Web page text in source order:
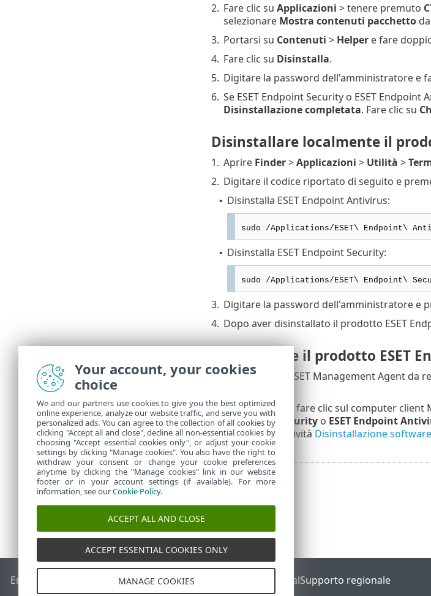
2. Fare clic su Applicazioni > tenere premuto
selezionare Mostra contenuti pacchetto
3. Portarsi su Contenuti > Helpere fare
4. Fare clic su Disinstalla.
5. Digitare la password dell'amministratore e
6. Se ESET Endpoint Security o ESET
Disinstallazione completata. Fare clic su
Disinstallare localmente il
1. Aprire Finder>Applicazioni > Utilità >
2. Digitare il codice riportato di seguito e
• Disinstalla ESET Endpoint Antivirus:
sudo /Applications/ESET\ Endpoint\
• Disinstalla ESET Endpoint Security:
sudo /Applications/ESET\ Endpoint\
3. Digitare la password dell'amministratore e
4. Dopo aver disinstallato il prodotto ESET
Disinstallare il prodotto ESET
Per disinstallare ESET Management Agent da
• InComputer , fare clic sul computer client
Endpoint Securityo ESET Endpoint
• Utilizzare l’attività Disinstallazione software
End of Life ESET Knowledge BaseForum ESET ESET Status PortalSupporto regionale
Your account, your cookies
choice
We and our partners use cookies to give you the best optimized
online experience, analyze our website traffic, and serve you with
personalized ads. You can agree to the collection of all cookies by
clicking "Accept all and close", decline all non-essential cookies by
choosing "Accept essential cookies only", or adjust your cookie
settings by clicking "Manage cookies". You also have the right to
withdraw your consent or change your cookie preferences
anytime by clicking the "Manage cookies" link in our website
footer or in your account settings (if available). For more
information, see ourCookie Policy.
ACCEPT ALL AND CLOSE
ACCEPT ESSENTIAL COOKIES ONLY
MANAGE COOKIES